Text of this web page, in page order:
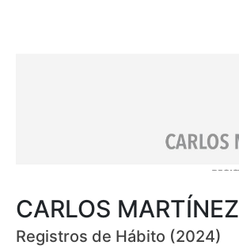
CARLOS MARTÍNEZ
Registros de Hábito (2024)